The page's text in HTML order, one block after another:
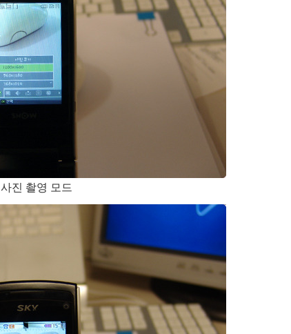
사진 촬영 모드